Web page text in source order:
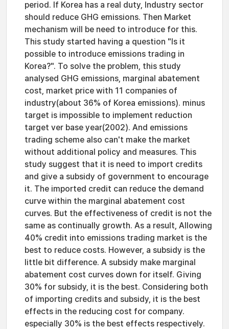
period. If Korea has a real duty, Industry sector
should reduce GHG emissions. Then Market
mechanism will be need to introduce for this.
This study started having a question "Is it
possible to introduce emissions trading in
Korea?". To solve the problem, this study
analysed GHG emissions, marginal abatement
cost, market price with 11 companies of
industry(about 36% of Korea emissions). minus
target is impossible to implement reduction
target ver base year(2002). And emissions
trading scheme also can't make the market
without additional policy and measures. This
study suggest that it is need to import credits
and give a subsidy of government to encourage
it. The imported credit can reduce the demand
curve within the marginal abatement cost
curves. But the effectiveness of credit is not the
same as continually growth. As a result, Allowing
40% credit into emissions trading market is the
best to reduce costs. However, a subsidy is the
little bit difference. A subsidy make marginal
abatement cost curves down for itself. Giving
30% for subsidy, it is the best. Considering both
of importing credits and subsidy, it is the best
effects in the reducing cost for company.
especially 30% is the best effects respectively.